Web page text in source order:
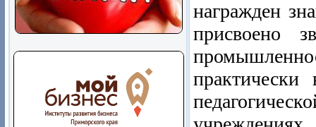
награжден
присвоено
практически